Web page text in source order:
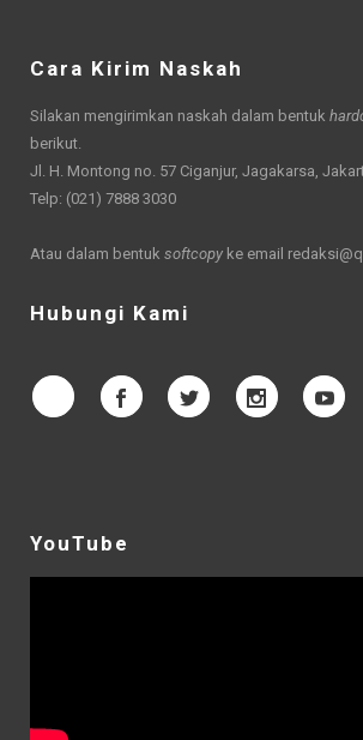
Cara Kirim Naskah
Silakan mengirimkan naskah dalam bentuk
berikut.
Jl. H. Montong no. 57 Ciganjur, Jagakarsa,
Telp: (021) 7888 3030
Atau dalam bentuk softcopy ke email
Hubungi Kami
YouTube